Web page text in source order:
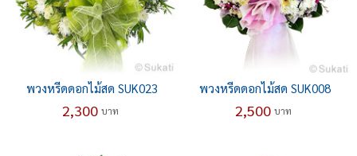
พวงหรีดดอกไม้สด SUK023
2,300 บาท
พวงหรีดดอกไม้สด SUK008
2,500 บาท